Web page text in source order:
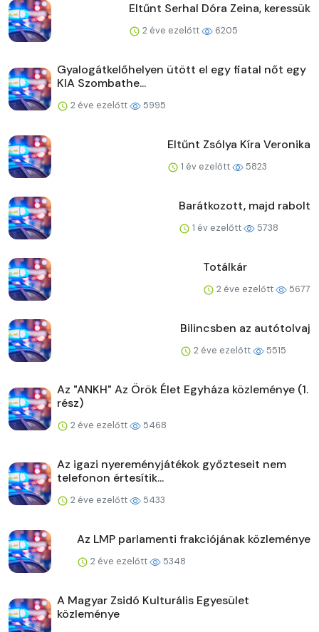
Eltűnt Serhal Dóra Zeina, keressük
2 éve ezelőtt 6205
Gyalogátkelőhelyen ütött el egy fiatal nőt egy
KIA Szombathe...
2 éve ezelőtt 5995
Eltűnt Zsólya Kíra Veronika
1 év ezelőtt 5823
Barátkozott, majd rabolt
1 év ezelőtt 5738
Totálkár
2 éve ezelőtt 5677
Bilincsben az autótolvaj
2 éve ezelőtt 5515
Az "ANKH" Az Örök Élet Egyháza közleménye (1.
rész)
2 éve ezelőtt 5468
Az igazi nyereményjátékok győzteseit nem
telefonon értesítik...
2 éve ezelőtt 5433
Az LMP parlamenti frakciójának közleménye
2 éve ezelőtt 5348
A Magyar Zsidó Kulturális Egyesület
közleménye